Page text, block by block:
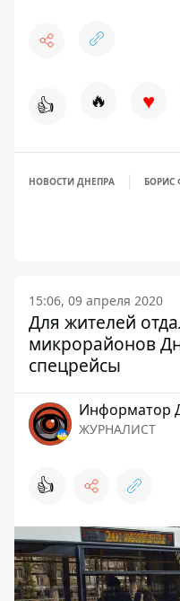
👍 🔥 ♥
НОВОСТИ ДНЕПРА БОРИС
15:06, 09 апреля 2020
Для жителей
микрорайонов
спецрейсы
Информатор
ЖУРНАЛИСТ
👍